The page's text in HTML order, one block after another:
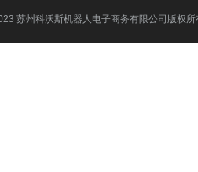
苏州科沃斯机器人电子商务有限公司版权所